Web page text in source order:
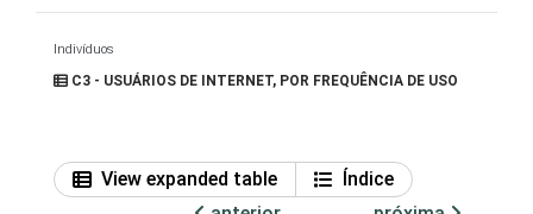
Indivíduos
C3 - USUÁRIOS DE INTERNET, POR FREQUÊNCIA DE USO
View expanded table
Índice